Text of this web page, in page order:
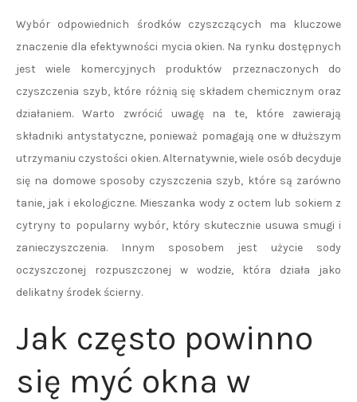
Wybór odpowiednich środków czyszczących ma kluczowe
znaczenie dla efektywności mycia okien. Na rynku dostępnych
jest wiele komercyjnych produktów przeznaczonych do
czyszczenia szyb, które różnią się składem chemicznym oraz
działaniem. Warto zwrócić uwagę na te, które zawierają
składniki antystatyczne, ponieważ pomagają one w dłuższym
utrzymaniu czystości okien. Alternatywnie, wiele osób decyduje
się na domowe sposoby czyszczenia szyb, które są zarówno
tanie, jak i ekologiczne. Mieszanka wody z octem lub sokiem z
cytryny to popularny wybór, który skutecznie usuwa smugi i
zanieczyszczenia. Innym sposobem jest użycie sody
oczyszczonej rozpuszczonej w wodzie, która działa jako
delikatny środek ścierny.
Jak często powinno
się myć okna w